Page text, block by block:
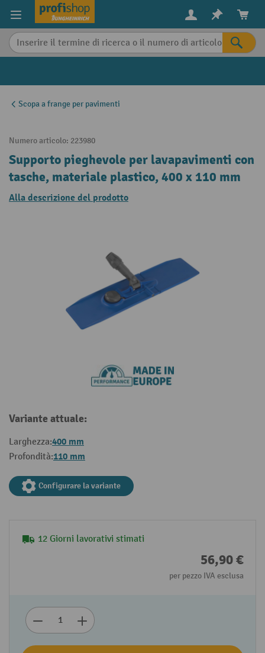
content
Scopa a frange per pavimenti
Numero articolo: 223980
Supporto pieghevole per lavapavimenti con
tasche, materiale plastico, 400 x 110 mm
Alla descrizione del prodotto
Variante attuale:
Larghezza:400 mm
Profondità:110 mm
Configurare la variante
12 Giorni lavorativi stimati
56,90 €
per pezzo IVA esclusa